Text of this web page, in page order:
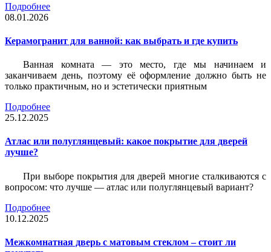
Подробнее
08.01.2026
Керамогранит для ванной: как выбрать и где купить
Ванная комната — это место, где мы начинаем и
заканчиваем день, поэтому её оформление должно быть не
только практичным, но и эстетически приятным
Подробнее
25.12.2025
Атлас или полуглянцевый: какое покрытие для дверей
лучше?
При выборе покрытия для дверей многие сталкиваются с
вопросом: что лучше — атлас или полуглянцевый вариант?
Подробнее
10.12.2025
Межкомнатная дверь с матовым стеклом – стоит ли